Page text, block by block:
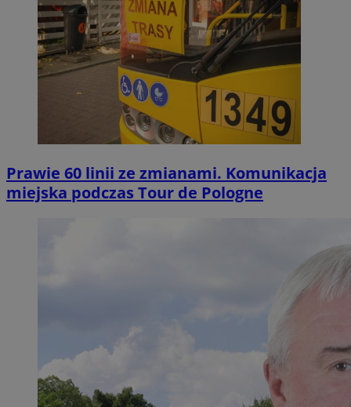
Prawie 60 linii ze zmianami. Komunikacja
miejska podczas Tour de Pologne